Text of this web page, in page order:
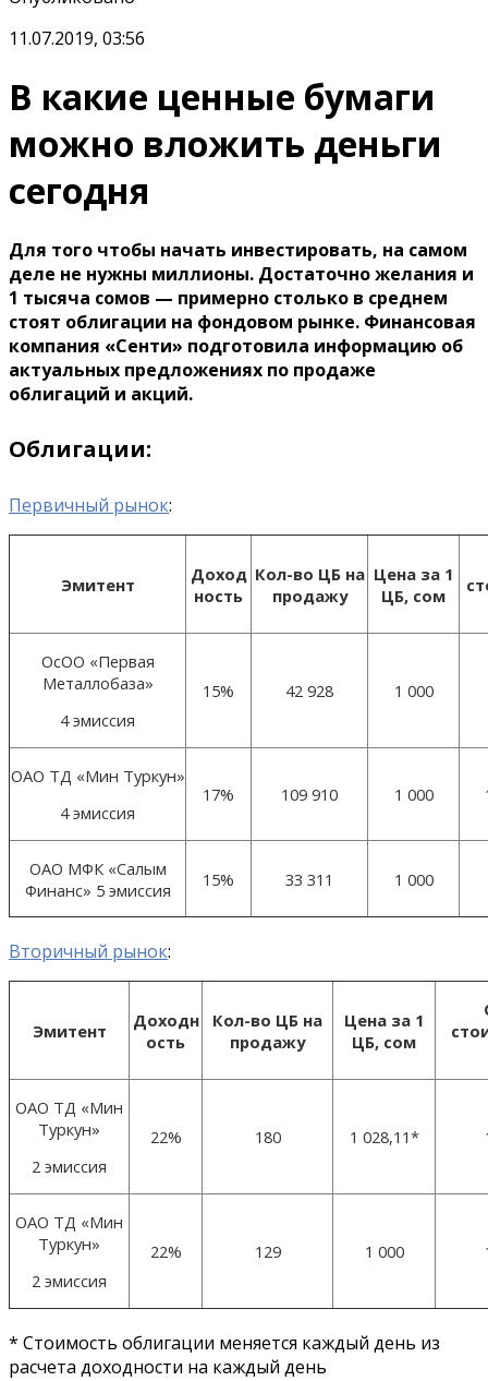
11.07.2019, 03:56
В какие ценные бумаги
можно вложить деньги
сегодня
Для того чтобы начать инвестировать, на самом
деле не нужны миллионы. Достаточно желания и
1 тысяча сомов — примерно столько в среднем
стоят облигации на фондовом рынке. Финансовая
компания «Сенти» подготовила информацию об
актуальных предложениях по продаже
облигаций и акций.
Облигации:
Первичный рынок:
Эмитент
Доход
ность
Кол-во ЦБ на
продажу
Цена за 1
ЦБ, сом
ОсОО «Первая
Металлобаза»
4 эмиссия
15% 42 928 1 000
ОАО ТД «Мин Туркун»
4 эмиссия
17% 109 910 1 000
ОАО МФК «Салым
Финанс» 5 эмиссия
15% 33 311 1 000
Вторичный рынок:
Эмитент
Доходн
ость
Кол-во ЦБ на
продажу
Цена за 1
ЦБ, сом
ОАО ТД «Мин
Туркун»
2 эмиссия
22% 180 1 028,11*
ОАО ТД «Мин
Туркун»
2 эмиссия
22% 129 1 000
* Стоимость облигации меняется каждый день из
расчета доходности на каждый день